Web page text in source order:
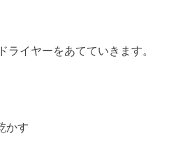
ライヤーをあてていきます。
かす